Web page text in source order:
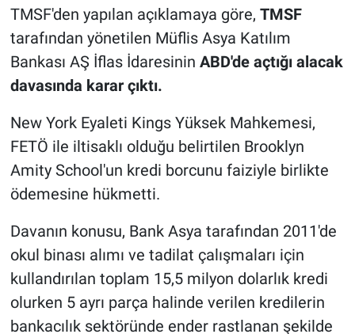
TMSF'den yapılan açıklamaya göre, TMSF
tarafından yönetilen Müflis Asya Katılım
Bankası AŞ İflas İdaresinin ABD'de açtığı alacak
davasında karar çıktı.
New York Eyaleti Kings Yüksek Mahkemesi,
FETÖ ile iltisaklı olduğu belirtilen Brooklyn
Amity School'un kredi borcunu faiziyle birlikte
ödemesine hükmetti.
Davanın konusu, Bank Asya tarafından 2011'de
okul binası alımı ve tadilat çalışmaları için
kullandırılan toplam 15,5 milyon dolarlık kredi
olurken 5 ayrı parça halinde verilen kredilerin
bankacılık sektöründe ender rastlanan şekilde
Ramazan